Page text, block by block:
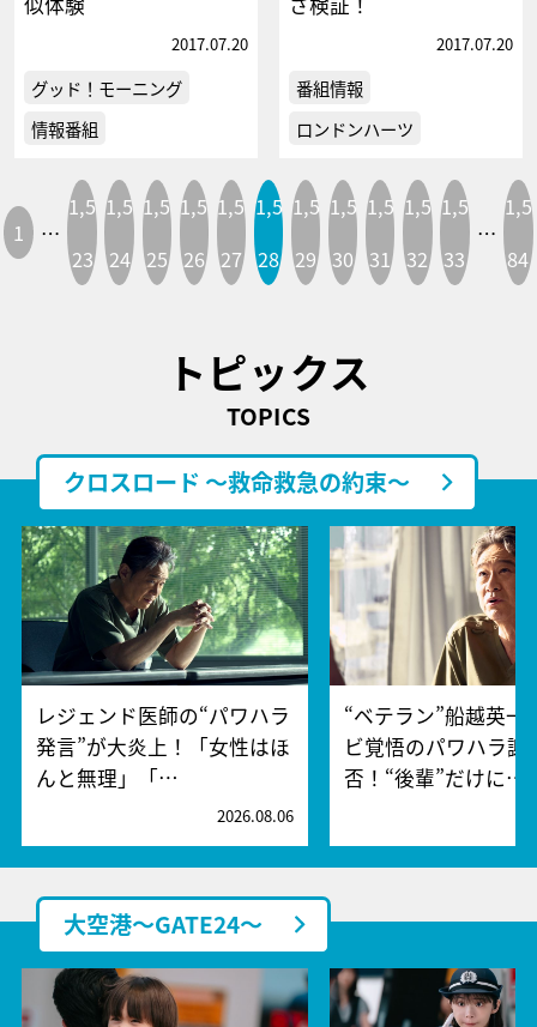
2017.07.20
グッド！モーニング
情報番組
2017.07.20
番組情報
ロンドンハーツ
1 …
1,5
23
1,5
24
1,5
25
1,5
26
1,5
27
1,5
28
1,5
29
1,5
30
1,5
31
1,5
32
1,5
33
…
1,5
84
トピックス
TOPICS
クロスロード ～救命救急の約束～
レジェンド医師の“パワハラ
発言”が大炎上！「女性はほ
んと無理」「…
2026.08.06
“ベテラン”船越英一
ビ覚悟のパワハラ謝
否！“後輩”だけに…
大空港～GATE24～